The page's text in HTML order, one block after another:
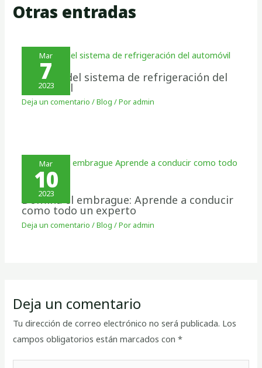
Otras entradas
Mar
7
2023
Cuidado del sistema de refrigeración del
automóvil
Deja un comentario /Blog / Por admin
Mar
10
2023
Domina el embrague: Aprende a conducir
como todo un experto
Deja un comentario /Blog / Por admin
Deja un comentario
Tu dirección de correo electrónico no será publicada. Los
campos obligatorios están marcados con*